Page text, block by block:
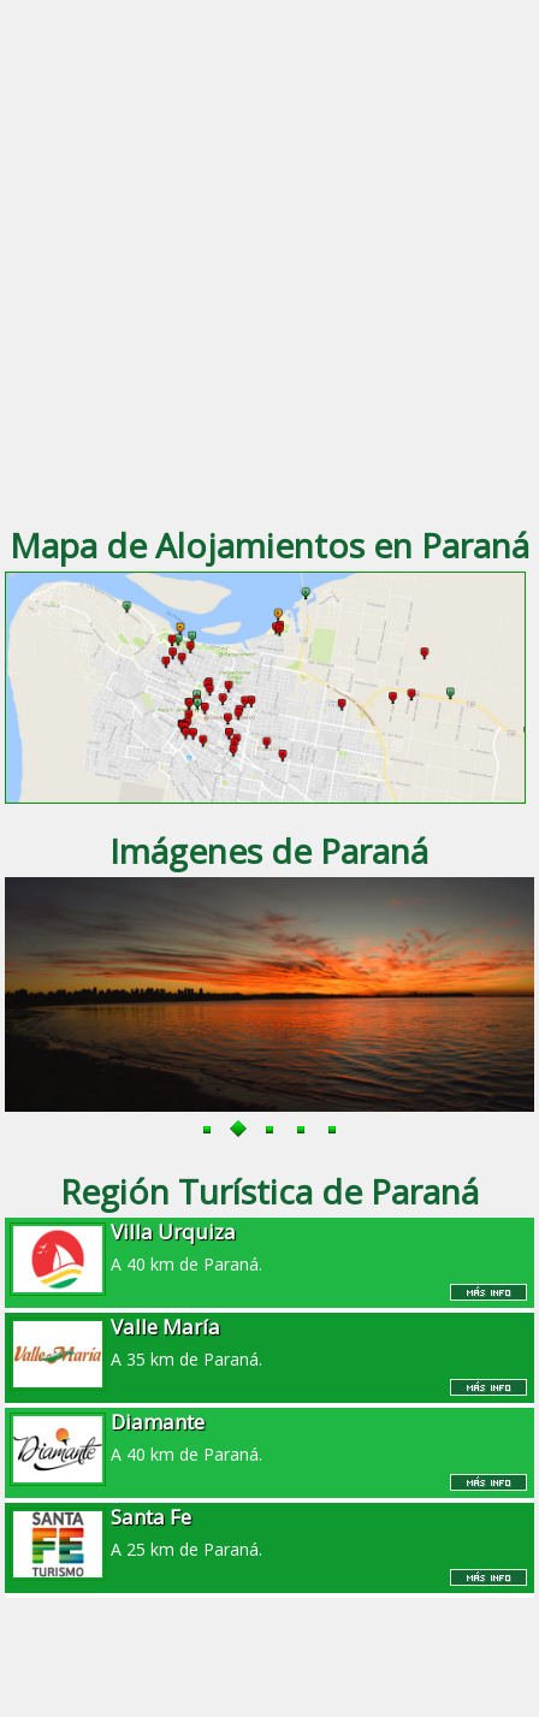
Mapa de Alojamientos en Paraná
Imágenes de Paraná
Región Turística de Paraná
Villa Urquiza
A 40 km de Paraná.
Valle María
A 35 km de Paraná.
Diamante
A 40 km de Paraná.
Santa Fe
A 25 km de Paraná.